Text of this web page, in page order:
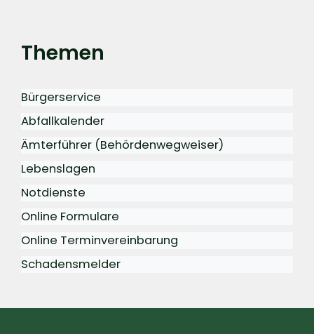
Themen
Bürgerservice
Abfallkalender
Ämterführer (Behördenwegweiser)
Lebenslagen
Notdienste
Online Formulare
Online Terminvereinbarung
Schadensmelder